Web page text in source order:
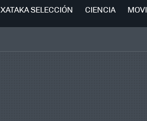
XATAKA SELECCIÓN CIENCIA